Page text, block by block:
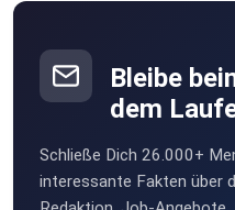
Bleibe
dem
Schließe Dich 26.000+
interessante Fakten über